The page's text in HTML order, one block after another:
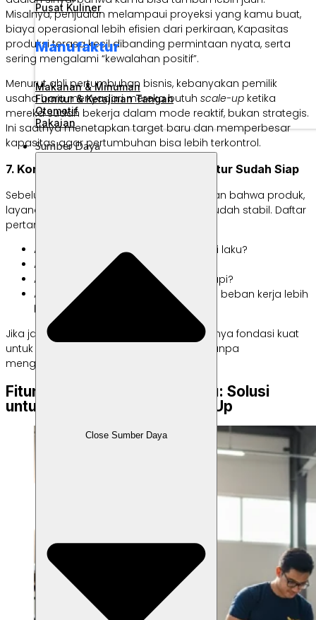
Pusat Kuliner
Manufaktur
Makanan & Minuman
Furnitur & Kerajinan Tangan
Otomotif
Pakaian
Sumber Daya
Close Sumber Daya
Misalnya, penjualan melampaui proyeksi yang kamu buat,
biaya operasional lebih efisien dari perkiraan, Kapasitas
produksi terasa kecil dibanding permintaan nyata, serta
sering mengalami “kewalahan positif”.
Menurut ahli pertumbuhan bisnis, kebanyakan pemilik
usaha baru menyadari mereka butuh scale-up ketika
mereka sudah bekerja dalam mode reaktif, bukan strategis.
Ini saatnya menetapkan target baru dan memperbesar
kapasitas agar pertumbuhan bisa lebih terkontrol.
7. Konsep Bisnis Teruji dan Infrastruktur Sudah Siap
Sebelum ekspansi, kamu perlu memastikan bahwa produk,
layanan, dan sistem yang kamu punya sudah stabil. Daftar
pertanyaan pentingnya adalah:
Apakah produk kamu sudah terbukti laku?
Apakah proses produksinya efisien?
Apakah sistem operasional kamu rapi?
Apakah tim kamu siap menghadapi beban kerja lebih
besar?
Jika jawabannya “iya”, maka bisnismu punya fondasi kuat
untuk berkembang ke skala lebih besar tanpa
mengorbankan kualitas.
Fitur Ecommerce dari Labamu: Solusi
untuk Bisnis yang Siap Scale-Up